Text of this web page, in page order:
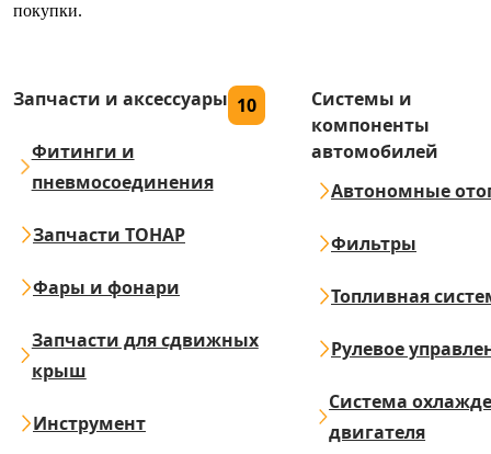
покупки.
Запчасти и аксессуары 10
Фитинги и
пневмосоединения
Запчасти ТОНАР
Фары и фонари
Запчасти для сдвижных
крыш
Инструмент
Системы и
компоненты
автомобилей
Автономные
Фильтры
Топливная
Рулевое
Система
двигателя